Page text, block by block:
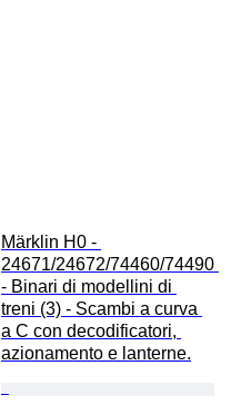
Märklin H0 -
24671/24672/74460/74490
- Binari di modellini di
treni (3) - Scambi a curva
a C con decodificatori,
azionamento e lanterne.